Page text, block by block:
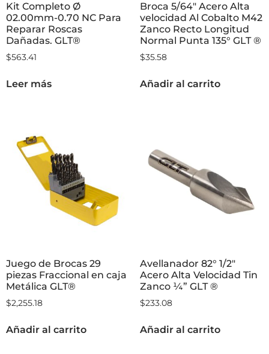
Kit Completo Ø
02.00mm-0.70 NC Para
Reparar Roscas
Dañadas. GLT®
$563.41
Leer más
Broca 5/64″ Acero Alta
velocidad Al Cobalto M42
Zanco Recto Longitud
Normal Punta 135° GLT ®
$35.58
Añadir al carrito
Juego de Brocas 29
piezas Fraccional en caja
Metálica GLT®
$2,255.18
Añadir al carrito
Avellanador 82° 1/2″
Acero Alta Velocidad Tin
Zanco ¼” GLT ®
$233.08
Añadir al carrito